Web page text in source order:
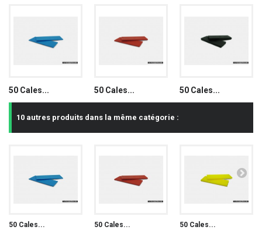
50 Cales... 50 Cales... 50 Cales...
10 autres produits dans la même catégorie :
50 Cales... 50 Cales... 50 Cales...